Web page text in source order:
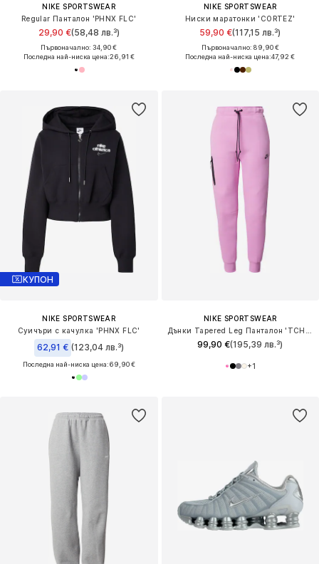
NIKE SPORTSWEAR
Regular Панталон 'PHNX FLC'
29,90 €(58,48 лв.³)
Първоначално: 34,90 €
Последна най-ниска цена:26,91 €
NIKE SPORTSWEAR
Ниски маратонки 'CORTEZ'
59,90 €(117,15 лв.³)
Първоначално: 89,90 €
Последна най-ниска цена:47,92 €
КУПОН
NIKE SPORTSWEAR
Суичъри с качулка 'PHNX FLC'
62,91 € (123,04 лв.³)
Последна най-ниска цена:69,90 €
NIKE SPORTSWEAR
Дънки Tapered Leg Панталон 'TCH FLC'
99,90 €(195,39 лв.³)
+1